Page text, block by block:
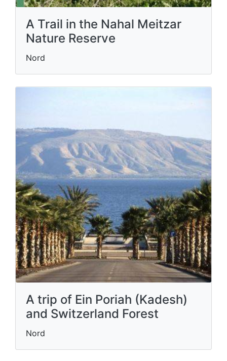
A Trail in the Nahal Meitzar
Nature Reserve
Nord
A trip of Ein Poriah (Kadesh)
and Switzerland Forest
Nord